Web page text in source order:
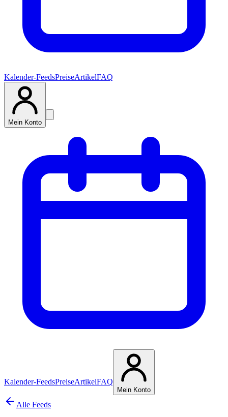
Kalender-FeedsPreiseArtikelFAQ
Mein Konto
Kalender-FeedsPreiseArtikelFAQ
Mein Konto
Alle Feeds